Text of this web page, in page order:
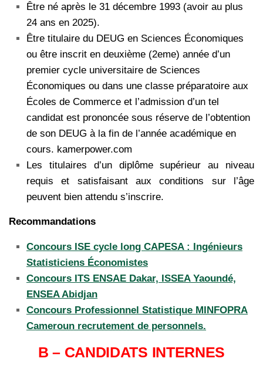
Être né après le 31 décembre 1993 (avoir au plus
24 ans en 2025).
Être titulaire du DEUG en Sciences Économiques
ou être inscrit en deuxième (2eme) année d’un
premier cycle universitaire de Sciences
Économiques ou dans une classe préparatoire aux
Écoles de Commerce et l’admission d’un tel
candidat est prononcée sous réserve de l’obtention
de son DEUG à la fin de l’année académique en
cours. kamerpower.com
Les titulaires d’un diplôme supérieur au niveau
requis et satisfaisant aux conditions sur l’âge
peuvent bien attendu s’inscrire.
Recommandations
Concours ISE cycle long CAPESA : Ingénieurs
Statisticiens Économistes
Concours ITS ENSAE Dakar, ISSEA Yaoundé,
ENSEA Abidjan
Concours Professionnel Statistique MINFOPRA
Cameroun recrutement de personnels.
B – CANDIDATS INTERNES